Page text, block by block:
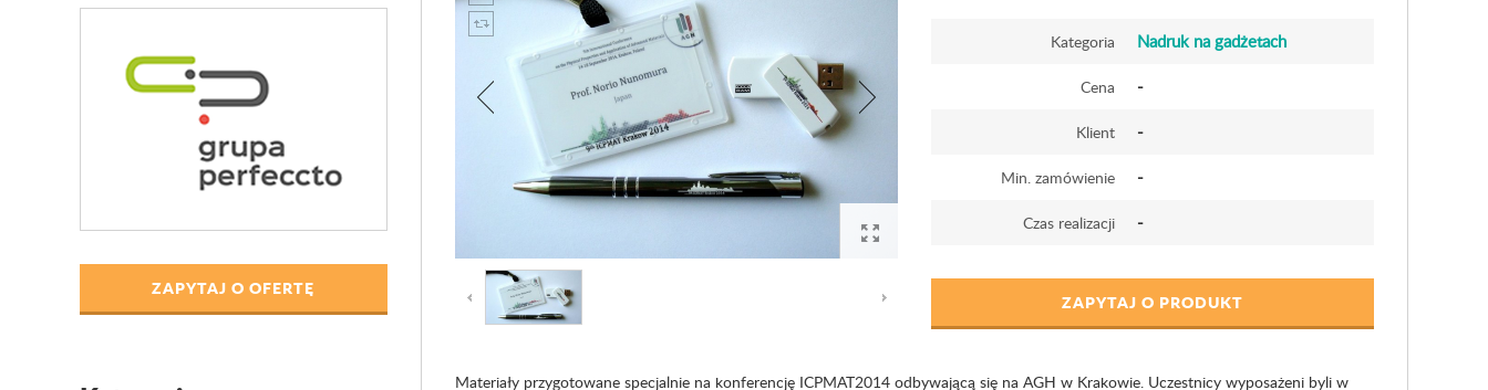
ZAPYTAJ O OFERTĘ
Kategoria Nadruk na gadżetach
Cena -
Klient -
Min. zamówienie -
Czas realizacji -
ZAPYTAJ O PRODUKT
Materiały przygotowane specjalnie na konferencję ICPMAT2014 odbywającą się na AGH w Krakowie. Uczestnicy wyposażeni byli w